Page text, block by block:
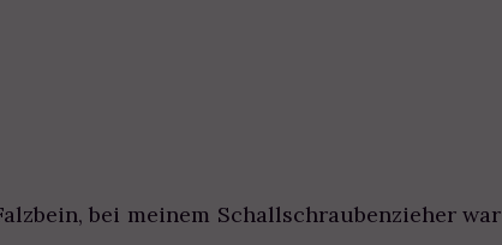
bei meinem Schallschraubenzieher war